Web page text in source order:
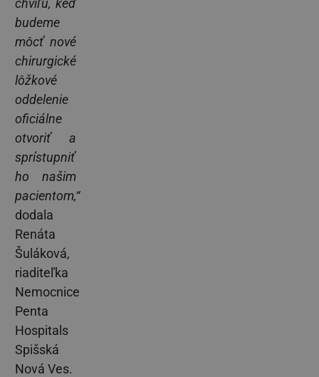
chvíľu, keď
budeme
môcť nové
chirurgické
lôžkové
oddelenie
oficiálne
otvoriť a
sprístupniť
ho našim
pacientom,“
dodala
Renáta
Šuláková,
riaditeľka
Nemocnice
Penta
Hospitals
Spišská
Nová Ves.